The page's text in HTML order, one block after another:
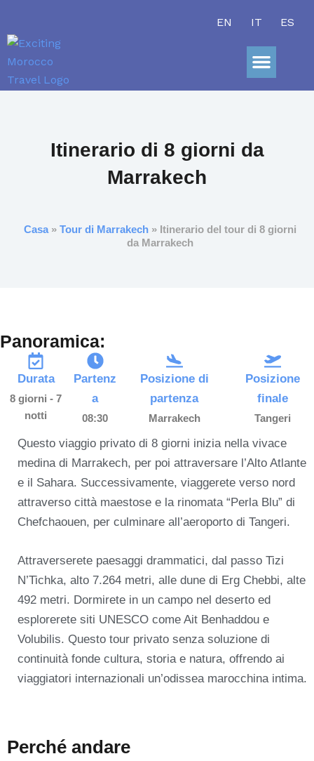
contenuto
EN IT ES
Itinerario di 8 giorni da
Marrakech
Casa » Tour di Marrakech » Itinerario del tour di 8 giorni
da Marrakech
Panoramica:
Durata
8 giorni - 7
notti
Partenz
a
08:30
Posizione di
partenza
Marrakech
Posizione
finale
Tangeri
Questo viaggio privato di 8 giorni inizia nella vivace
medina di Marrakech, per poi attraversare l’Alto Atlante
e il Sahara. Successivamente, viaggerete verso nord
attraverso città maestose e la rinomata “Perla Blu” di
Chefchaouen, per culminare all’aeroporto di Tangeri.
Attraverserete paesaggi drammatici, dal passo Tizi
N’Tichka, alto 7.264 metri, alle dune di Erg Chebbi, alte
492 metri. Dormirete in un campo nel deserto ed
esplorerete siti UNESCO come Ait Benhaddou e
Volubilis. Questo tour privato senza soluzione di
continuità fonde cultura, storia e natura, offrendo ai
viaggiatori internazionali un’odissea marocchina intima.
Perché andare